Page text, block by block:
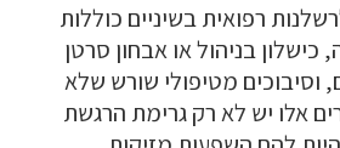
רפואית בשיניים כוללות
כישלון בניהול או אבחון סרטן
מטיפולי שורש שלא
אלו יש לא רק גרימת הרגשת